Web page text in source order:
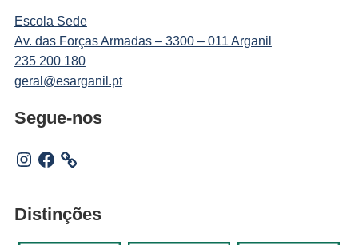
Escola Sede
Av. das Forças Armadas – 3300 – 011 Arganil
235 200 180
geral@esarganil.pt
Segue-nos
Instagram
Facebook
Distinções